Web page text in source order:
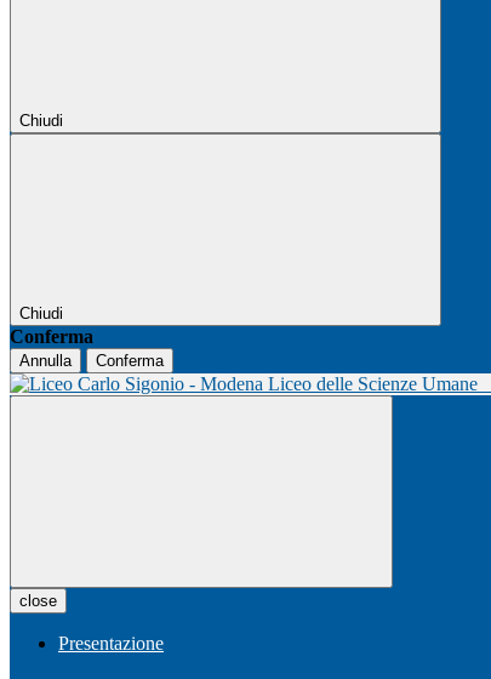
Chiudi
Chiudi
Conferma
Annulla Conferma
Liceo delle Scienze Umane
close
Presentazione